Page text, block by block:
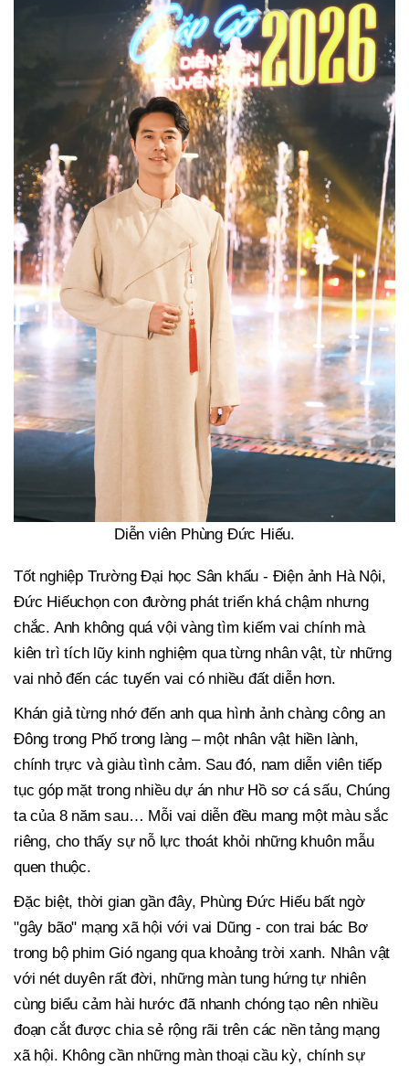
Diễn viên Phùng Đức Hiếu.
Tốt nghiệp Trường Đại học Sân khấu - Điện ảnh Hà Nội,
Đức Hiếuchọn con đường phát triển khá chậm nhưng
chắc. Anh không quá vội vàng tìm kiếm vai chính mà
kiên trì tích lũy kinh nghiệm qua từng nhân vật, từ những
vai nhỏ đến các tuyến vai có nhiều đất diễn hơn.
Khán giả từng nhớ đến anh qua hình ảnh chàng công an
Đông trong Phố trong làng – một nhân vật hiền lành,
chính trực và giàu tình cảm. Sau đó, nam diễn viên tiếp
tục góp mặt trong nhiều dự án như Hồ sơ cá sấu, Chúng
ta của 8 năm sau… Mỗi vai diễn đều mang một màu sắc
riêng, cho thấy sự nỗ lực thoát khỏi những khuôn mẫu
quen thuộc.
Đặc biệt, thời gian gần đây, Phùng Đức Hiếu bất ngờ
"gây bão" mạng xã hội với vai Dũng - con trai bác Bơ
trong bộ phim Gió ngang qua khoảng trời xanh. Nhân vật
với nét duyên rất đời, những màn tung hứng tự nhiên
cùng biểu cảm hài hước đã nhanh chóng tạo nên nhiều
đoạn cắt được chia sẻ rộng rãi trên các nền tảng mạng
xã hội. Không cần những màn thoại cầu kỳ, chính sự